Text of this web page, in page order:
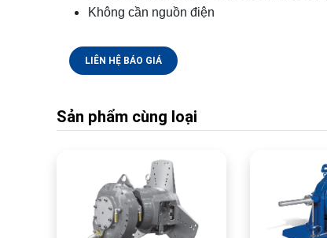
Không cần nguồn điện
LIÊN HỆ BÁO GIÁ
Sản phẩm cùng loại